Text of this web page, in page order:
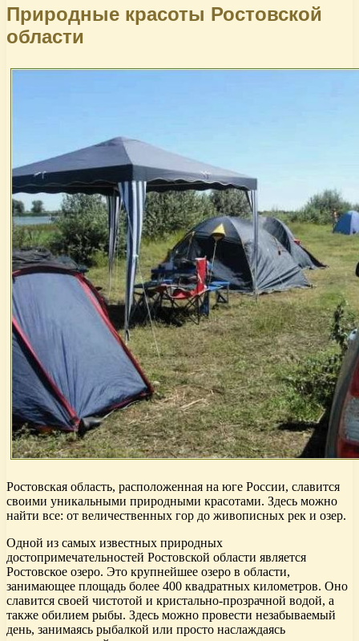
Природные красоты Ростовской
области
Ростовская область, расположенная на юге России, славится
своими уникальными природными красотами. Здесь можно
найти все: от величественных гор до живописных рек и озер.
Одной из самых известных природных
достопримечательностей Ростовской области является
Ростовское озеро. Это крупнейшее озеро в области,
занимающее площадь более 400 квадратных километров. Оно
славится своей чистотой и кристально-прозрачной водой, а
также обилием рыбы. Здесь можно провести незабываемый
день, занимаясь рыбалкой или просто наслаждаясь